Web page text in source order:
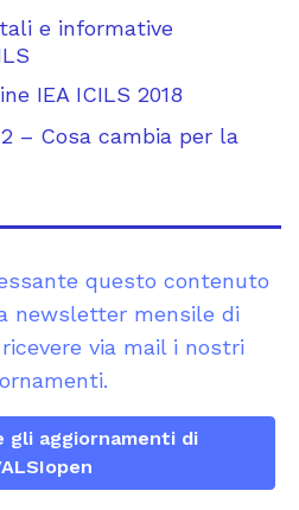
e informative
IEA ICILS 2018
– Cosa cambia per la
questo contenuto
newsletter mensile di
via mail i nostri
gli aggiornamenti di